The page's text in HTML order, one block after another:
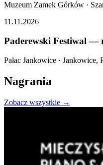
Muzeum Zamek Górków ·
11.11.2026
Paderewski Festiwal —
Pałac Jankowice · Jankowice,
Nagrania
Zobacz wszystkie →